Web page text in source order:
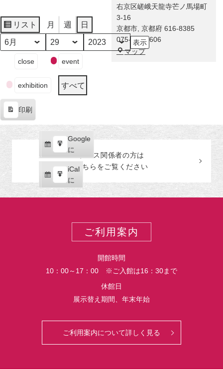
入
神
の
技・
の
―
右京区嵯峨天龍寺芒ノ馬場町
3-16
京都市 京都府 616-8385
075-863-0606
マップ福
リスト
表
示
月 週 日
月
日
年
の
テ
リ
ー
close event
exhibition すべて
印刷
示
Google
で
購
読
iCal
で
購
読
Google
に
エ
ク
ス
ポ
iCal
に
エ
ク
プレス関係者の方は
こちらをご覧ください
ご利用案内
開館時間
10：00～17：00 ※ご入館は16：30まで
休館日
展示替え期間、年末年始
ご利用案内について詳しく見る